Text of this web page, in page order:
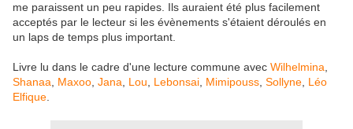
me paraissent un peu rapides. Ils auraient été plus facilement
acceptés par le lecteur si les évènements s'étaient déroulés en
un laps de temps plus important.
Livre lu dans le cadre d'une lecture commune avec Wilhelmina
Shanaa
Maxoo Jana Lou Lebonsai Mimipouss Sollyne Léo
Elfique